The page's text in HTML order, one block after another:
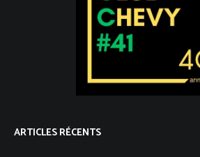
ARTICLES RÉCENTS